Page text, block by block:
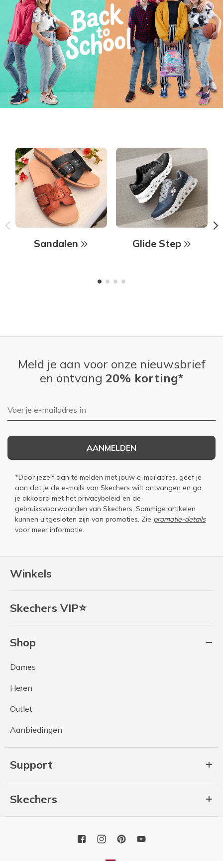
Sandalen Glide Step
Winkels
Skechers VIP⭐
Shop
Dames
Heren
Outlet
Aanbiedingen
Support
Skechers
Meld je aan voor onze nieuwsbrief
en ontvang 20% korting*
E-mailadres
AANMELDEN
*Door jezelf aan te melden met jouw e-mailadres, geef je
aan dat je de e-mails van Skechers wilt ontvangen en ga
je akkoord met het privacybeleid en de
gebruiksvoorwaarden van Skechers. Sommige artikelen
kunnen uitgesloten zijn van promoties. Zie promotie-details
voor meer informatie.